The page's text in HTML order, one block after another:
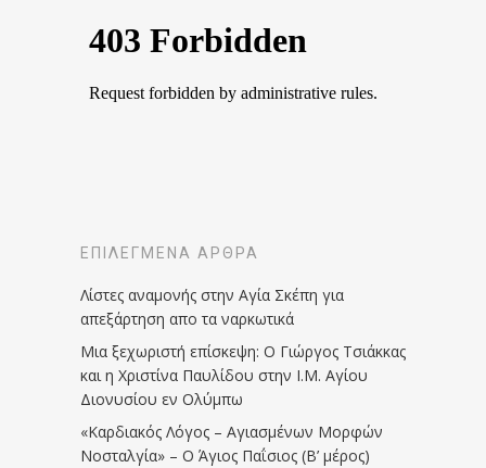
ΕΠΙΛΕΓΜΈΝΑ ΆΡΘΡΑ
Λίστες αναμονής στην Αγία Σκέπη για
απεξάρτηση απο τα ναρκωτικά
Μια ξεχωριστή επίσκεψη: Ο Γιώργος Τσιάκκας
και η Χριστίνα Παυλίδου στην Ι.Μ. Αγίου
Διονυσίου εν Ολύμπω
«Καρδιακός Λόγος – Αγιασμένων Μορφών
Νοσταλγία» – Ο Άγιος Παΐσιος (Β’ μέρος)